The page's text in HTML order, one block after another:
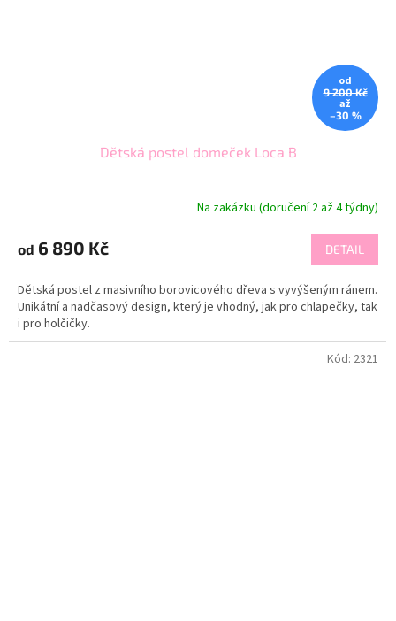
od
9 200 Kč
až
–30 %
Dětská postel domeček Loca B
Na zakázku (doručení 2 až 4 týdny)
od 6 890 Kč DETAIL
Dětská postel z masivního borovicového dřeva s vyvýšeným ránem.
Unikátní a nadčasový design, který je vhodný, jak pro chlapečky, tak
i pro holčičky.
Kód: 2321